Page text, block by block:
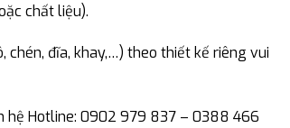
chất liệu).
chén, đĩa, khay,…) theo thiết kế riêng vui
hệ Hotline: 0902 979 837 – 0388 466